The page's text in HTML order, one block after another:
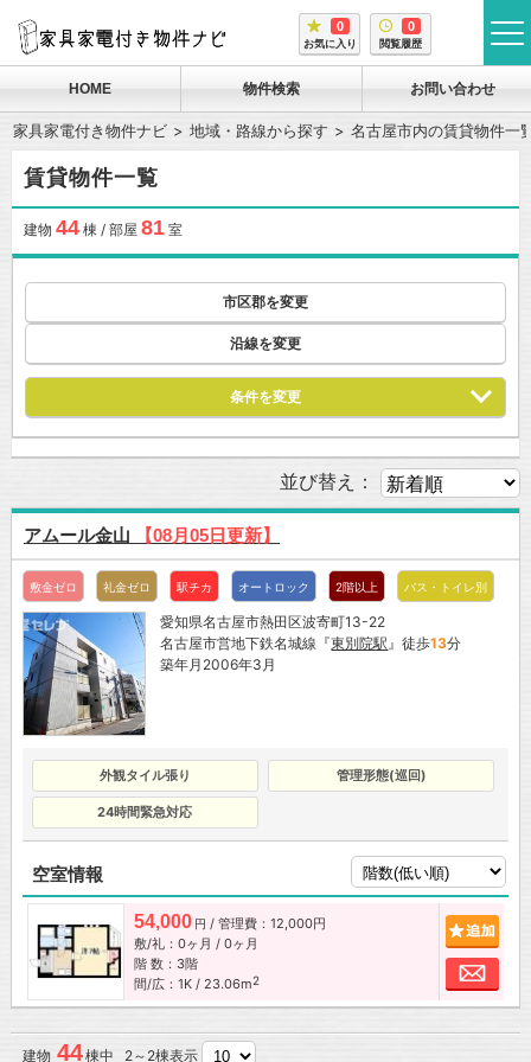
0
お気に入り
0
閲覧履歴
HOME 物件検索 お問い合わせ
家具家電付き物件ナビ 地域・路線から探す 名古屋市内の賃貸物件一
賃貸物件一覧
建物 44棟 / 部屋 81室
市区郡を変更
沿線を変更
条件を変更
並び替え：
アムール金山 【08月05日更新】
敷金ゼロ 礼金ゼロ 駅チカ オートロック 2階以上 バス・トイレ別
愛知県名古屋市熱田区波寄町13-22
名古屋市営地下鉄名城線『東別院駅』徒歩13分
築年月2006年3月
外観タイル張り 管理形態(巡回)
24時間緊急対応
空室情報
54,000 円 / 管理費：12,000円
敷/礼：0ヶ月 / 0ヶ月
階 数：3階
間/広：1K / 23.06m2
お
建物 44棟中 2～2棟表示